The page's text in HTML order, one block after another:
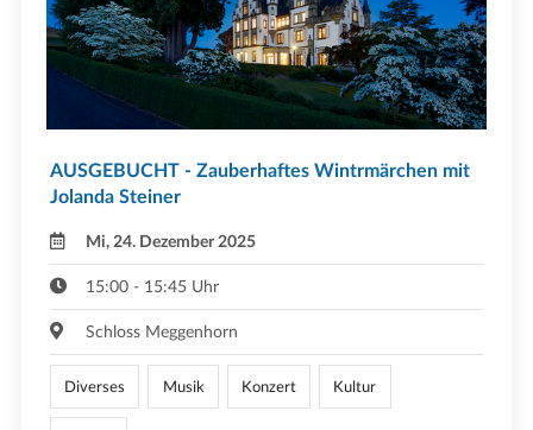
AUSGEBUCHT - Zauberhaftes Wintrmärchen mit
Jolanda Steiner
Mi, 24. Dezember 2025
15:00 - 15:45 Uhr
Schloss Meggenhorn
Diverses Musik Konzert Kultur